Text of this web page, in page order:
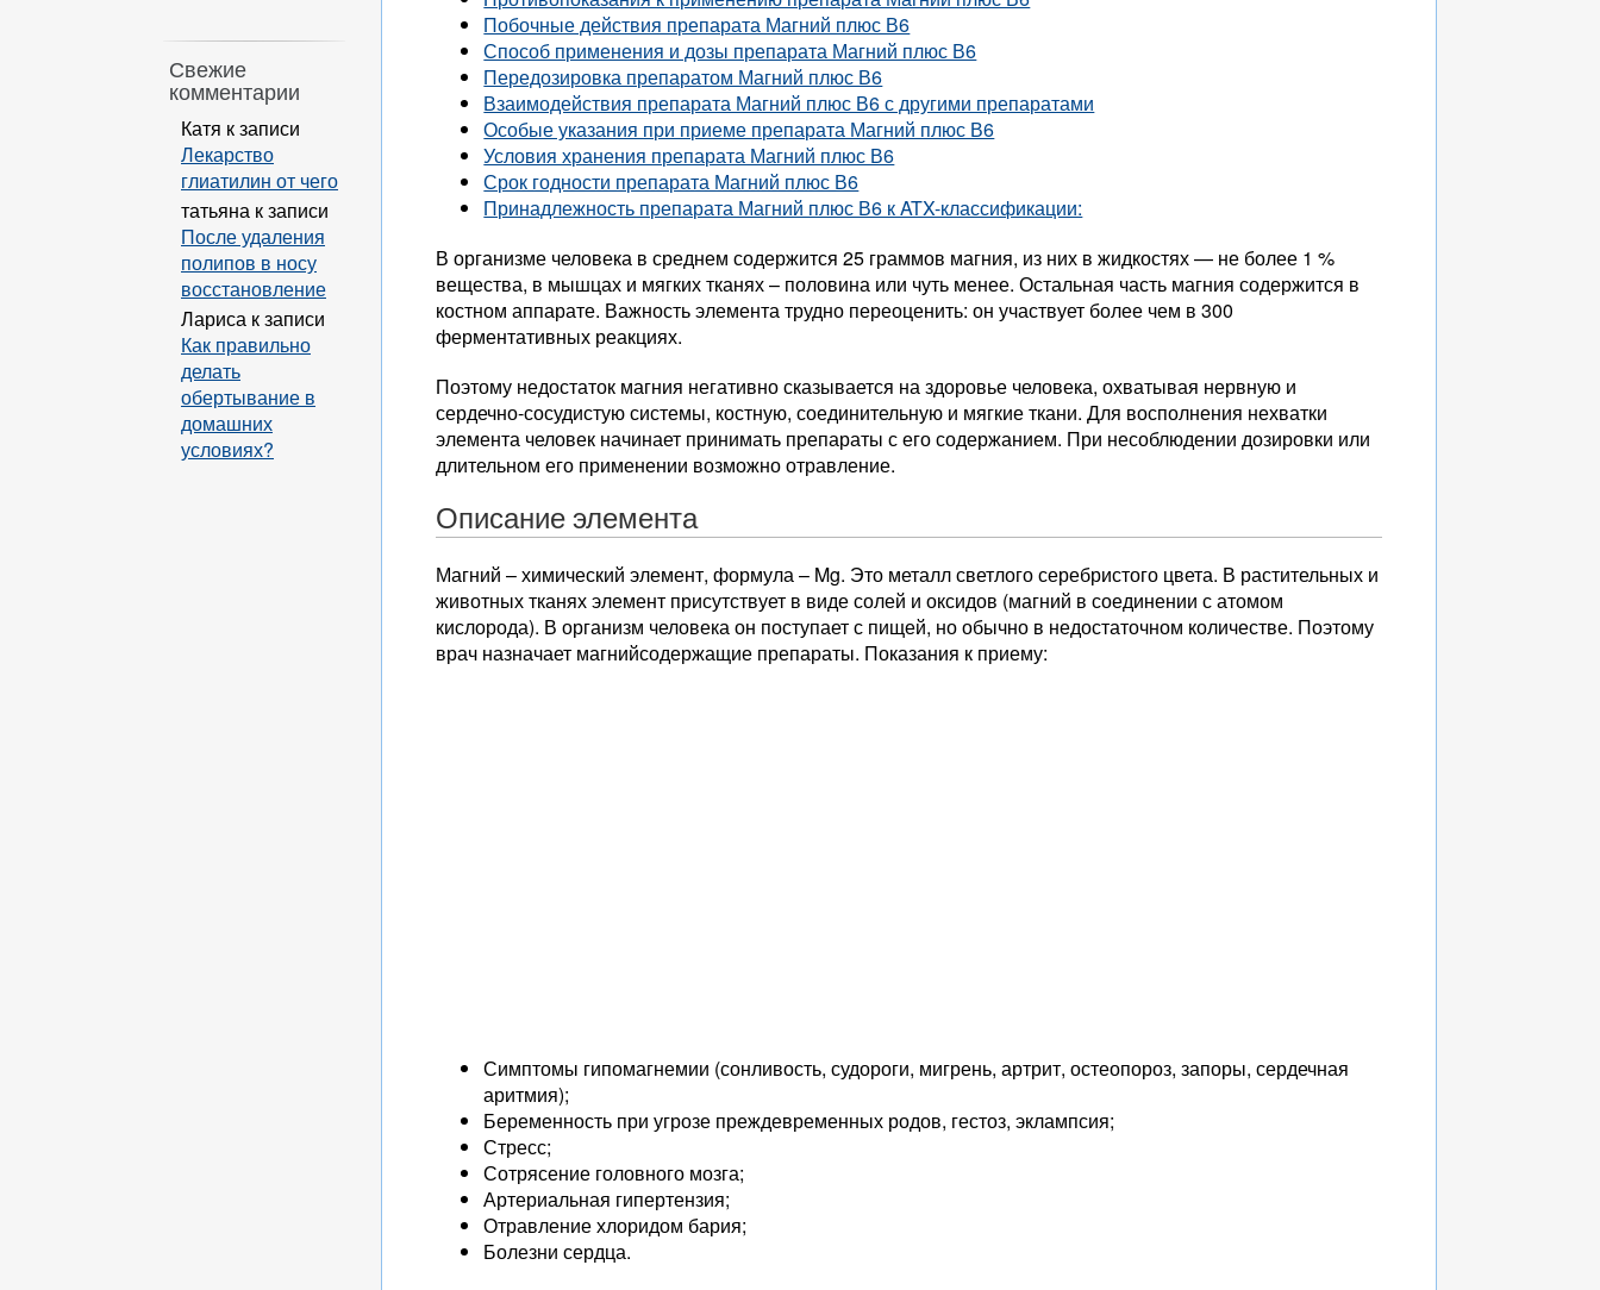
Побочные действия препарата Магний плюс В6
Способ применения и дозы препарата Магний плюс В6
Передозировка препаратом Магний плюс В6
Взаимодействия препарата Магний плюс В6 с другими препаратами
Особые указания при приеме препарата Магний плюс В6
Условия хранения препарата Магний плюс В6
Срок годности препарата Магний плюс В6
Принадлежность препарата Магний плюс В6 к ATX-классификации:
В организме человека в среднем содержится 25 граммов магния, из них в жидкостях — не более 1 %
вещества, в мышцах и мягких тканях – половина или чуть менее. Остальная часть магния содержится в
костном аппарате. Важность элемента трудно переоценить: он участвует более чем в 300
ферментативных реакциях.
Поэтому недостаток магния негативно сказывается на здоровье человека, охватывая нервную и
сердечно-сосудистую системы, костную, соединительную и мягкие ткани. Для восполнения нехватки
элемента человек начинает принимать препараты с его содержанием. При несоблюдении дозировки или
длительном его применении возможно отравление.
Описание элемента
Магний – химический элемент, формула – Mg. Это металл светлого серебристого цвета. В растительных и
животных тканях элемент присутствует в виде солей и оксидов (магний в соединении с атомом
кислорода). В организм человека он поступает с пищей, но обычно в недостаточном количестве. Поэтому
врач назначает магнийсодержащие препараты. Показания к приему:
Симптомы гипомагнемии (сонливость, судороги, мигрень, артрит, остеопороз, запоры, сердечная
аритмия);
Беременность при угрозе преждевременных родов, гестоз, эклампсия;
Стресс;
Сотрясение головного мозга;
Артериальная гипертензия;
Отравление хлоридом бария;
Болезни сердца.
Свежие
комментарии
Катя к записи
Лекарство
глиатилин от чего
татьяна к записи
После удаления
полипов в носу
восстановление
Лариса к записи
Как правильно
делать
обертывание в
домашних
условиях?